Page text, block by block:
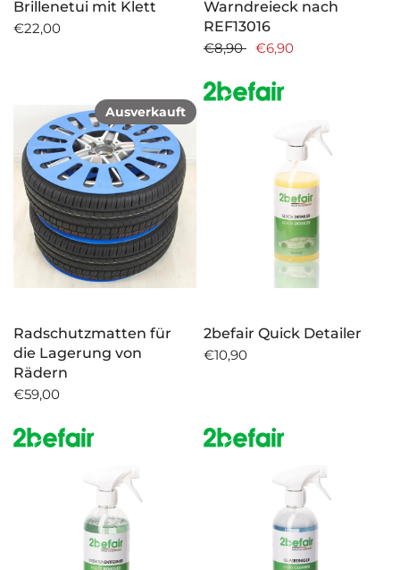
Brillenetui mit Klett
€22,00
Warndreieck nach
REF13016
€8,90
€6,90
Ausverkauft
Radschutzmatten für
die Lagerung von
Rädern
€59,00
2befair Quick Detailer
€10,90